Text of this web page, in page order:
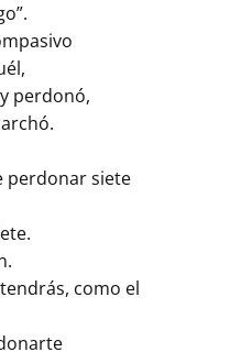
perdonó,
perdonar siete
como el